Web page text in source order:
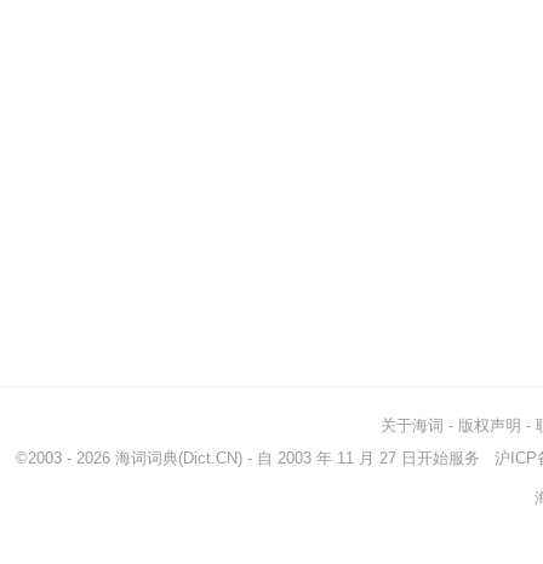
关于海词 - 版权声明 -
©2003 - 2026 海词词典(Dict.CN) - 自 2003 年 11 月 27 日开始服务 沪ICP